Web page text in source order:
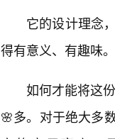
它的设计理念
得有意义、有趣味。
如何才能将这
🌸多。对于绝大多